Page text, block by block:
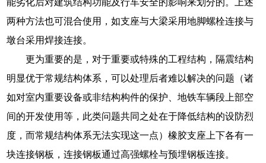
能劣化后对建筑结构功能及行车安全的影响来划分的。上述
两种方法也可混合使用，如支座与大梁采用地脚螺栓连接与
墩台采用焊接连接。
更为重要的是，对于重要或特殊的工程结构，隔震结构
明显优于常规结构体系，可以处理后者难以解决的问题（诸
如对室内重要设备或非结构构件的保护、地铁车辆段上部空
间的开发使用等，此类问题共同之处在于降低结构的设防烈
度，而常规结构体系无法实现这一点）橡胶支座上下各有一
块连接钢板，连接钢板通过高强螺栓与预埋钢板连接。